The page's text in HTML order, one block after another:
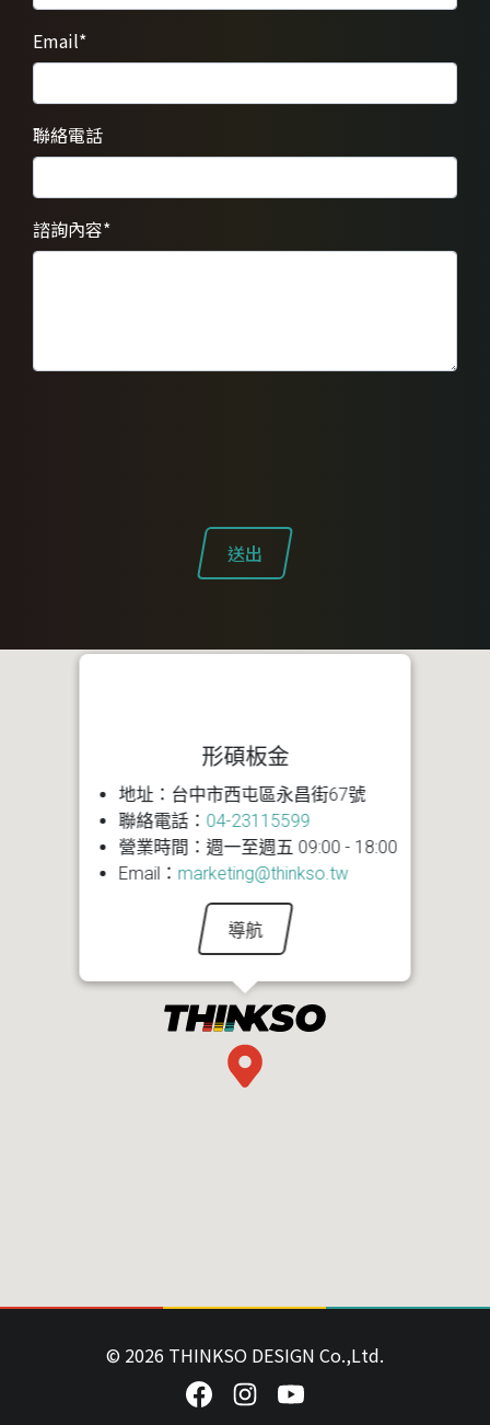
Email*
聯絡電話
諮詢內容*
送出
形碩板金
地址：台中市西屯區永昌街67號
聯絡電話： 04-23115599
營業時間：週一至週五 09:00 - 18:00
Email： marketing@thinkso.tw
導航
© 2026 THINKSO DESIGN Co.,Ltd.